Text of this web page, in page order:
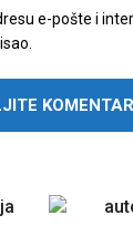
e-pošte i